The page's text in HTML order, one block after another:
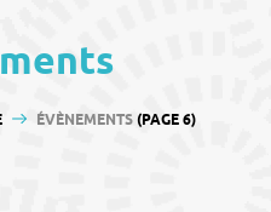
ÉVÈNEMENTS(PAGE 6)